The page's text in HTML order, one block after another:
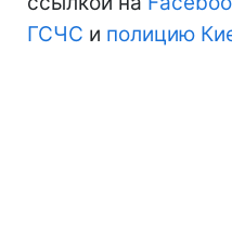
ГСЧС и полицию